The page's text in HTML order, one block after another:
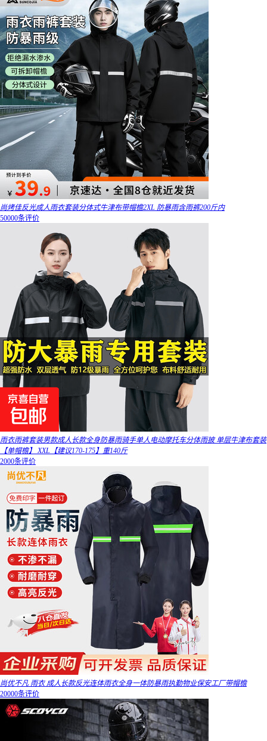
尚烤佳反光成人雨衣套装分体式牛津布带帽檐2XL 防暴雨含雨裤200斤内
50000条评价
雨衣雨裤套装男款成人长款全身防暴雨骑手单人电动摩托车分体雨披 单层牛津布套装
【单帽檐】 XXL【建议170-175】重140斤
2000条评价
尚优不凡 雨衣 成人长款反光连体雨衣全身一体防暴雨执勤物业保安工厂带帽檐
20000条评价